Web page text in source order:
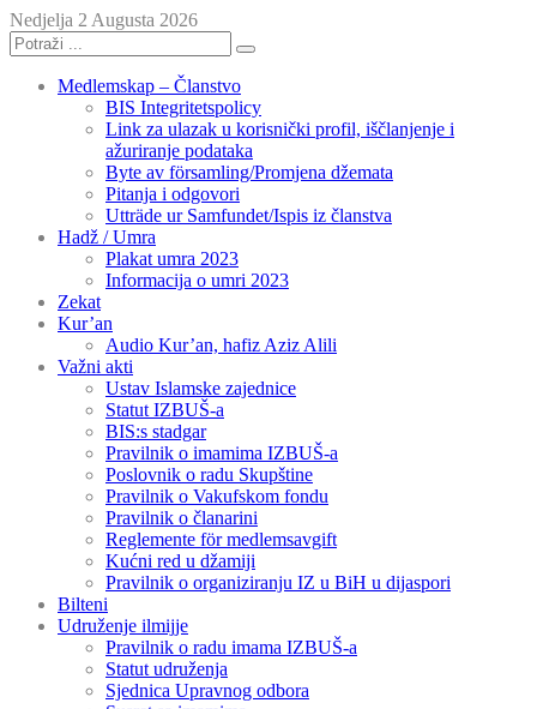
Nedjelja 2 Augusta 2026
Medlemskap – Članstvo
BIS Integritetspolicy
Link za ulazak u korisnički profil, iščlanjenje i
ažuriranje podataka
Byte av församling/Promjena džemata
Pitanja i odgovori
Utträde ur Samfundet/Ispis iz članstva
Hadž / Umra
Plakat umra 2023
Informacija o umri 2023
Zekat
Kur’an
Audio Kur’an, hafiz Aziz Alili
Važni akti
Ustav Islamske zajednice
Statut IZBUŠ-a
BIS:s stadgar
Pravilnik o imamima IZBUŠ-a
Poslovnik o radu Skupštine
Pravilnik o Vakufskom fondu
Pravilnik o članarini
Reglemente för medlemsavgift
Kućni red u džamiji
Pravilnik o organiziranju IZ u BiH u dijaspori
Bilteni
Udruženje ilmijje
Pravilnik o radu imama IZBUŠ-a
Statut udruženja
Sjednica Upravnog odbora